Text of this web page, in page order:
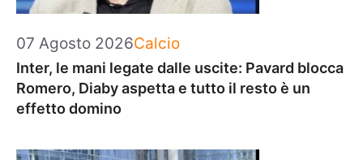
07 Agosto 2026Categorie
Calcio
Inter, le mani legate dalle uscite: Pavard blocca
Romero, Diaby aspetta e tutto il resto è un
effetto domino